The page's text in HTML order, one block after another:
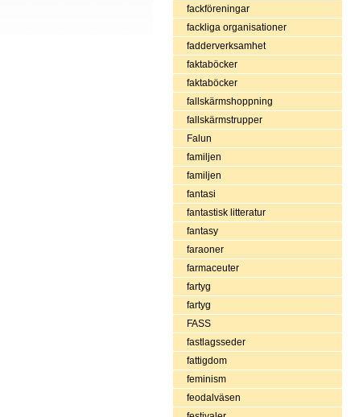
fackföreningar
fackliga organisationer
fadderverksamhet
faktaböcker
faktaböcker
fallskärmshoppning
fallskärmstrupper
Falun
familjen
familjen
fantasi
fantastisk litteratur
fantasy
faraoner
farmaceuter
fartyg
fartyg
FASS
fastlagsseder
fattigdom
feminism
feodalväsen